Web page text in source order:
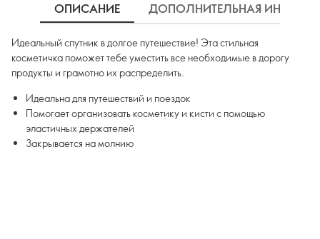
ОПИСАНИЕ ДОПОЛНИТЕЛЬНАЯ
Идеальный спутник в долгое путешествие! Эта стильная
косметичка поможет тебе уместить все необходимые в дорогу
продукты и грамотно их распределить.
Идеальна для путешествий и поездок
Помогает организовать косметику и кисти с помощью
эластичных держателей
Закрывается на молнию